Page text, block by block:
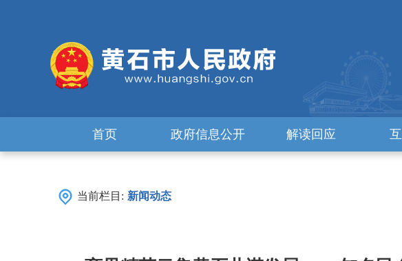
首页 政府信息公开 解读回应
当前栏目: 新闻动态